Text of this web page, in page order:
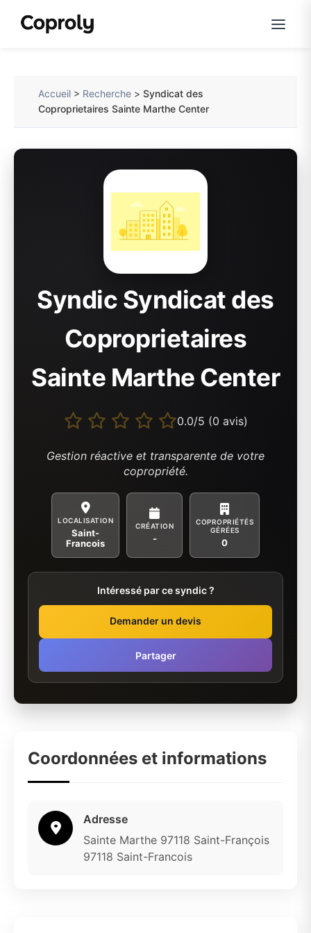
Accueil > Recherche >Syndicat des
Coproprietaires Sainte Marthe Center
Syndic Syndicat des
Coproprietaires
Sainte Marthe Center
0.0/5 (0 avis)
Gestion réactive et transparente de votre
copropriété.
LOCALISATION
Saint-
Francois
CRÉATION
-
COPROPRIÉTÉS
GÉRÉES
0
Intéressé par ce syndic ?
Demander un devis
Partager
Coordonnées et informations
Adresse
Sainte Marthe 97118 Saint-François
97118 Saint-Francois